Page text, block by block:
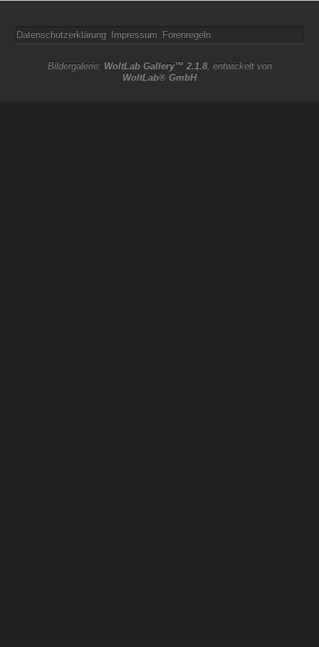
Datenschutzerklärung Impressum Forenregeln
Bildergalerie: WoltLab Gallery™ 2.1.8, entwickelt von
WoltLab® GmbH